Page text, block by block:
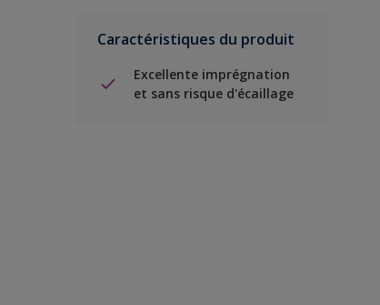
Caractéristiques du produit
Excellente imprégnation
et sans risque d'écaillage